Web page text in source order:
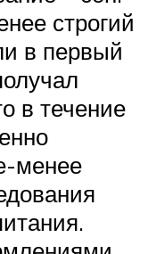
строгий
в первый
в течение
менее